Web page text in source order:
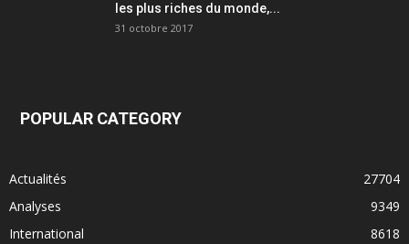
les plus riches du monde,...
31 octobre 2017
POPULAR CATEGORY
Actualités
27704
Analyses
9349
International
8618